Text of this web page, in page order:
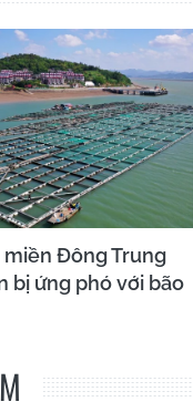
miền Đông Trung
bị ứng phó với bão